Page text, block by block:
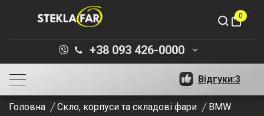
shopping_bag
0
+38 093 426-0000 keyboard_arrow_down
Відгуки:3
Головна Скло, корпуси та складові фари BMW